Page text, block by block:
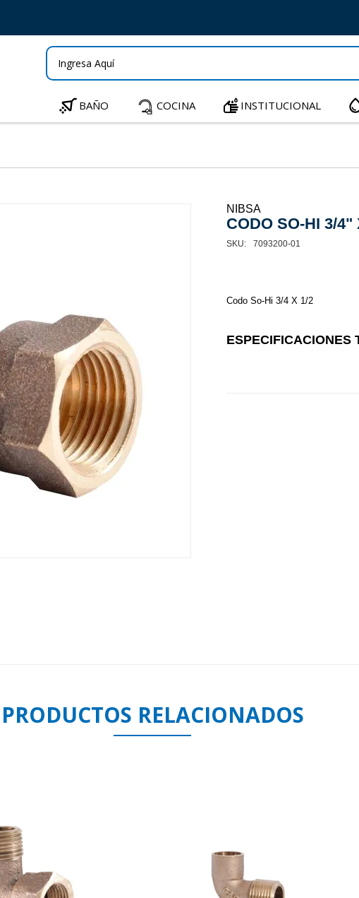
BAÑO COCINA INSTITUCIONAL
NIBSA
CODO SO-HI 3/4"
7093200-01
Codo So-Hi 3/4 X 1/2
ESPECIFICACIONES
PRODUCTOS RELACIONADOS